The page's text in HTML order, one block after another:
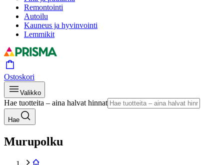
Remontointi
Autoilu
Kauneus ja hyvinvointi
Lemmikit
Ostoskori
Valikko
Hae tuotteita – aina halvat hinnat
Hae
Murupolku